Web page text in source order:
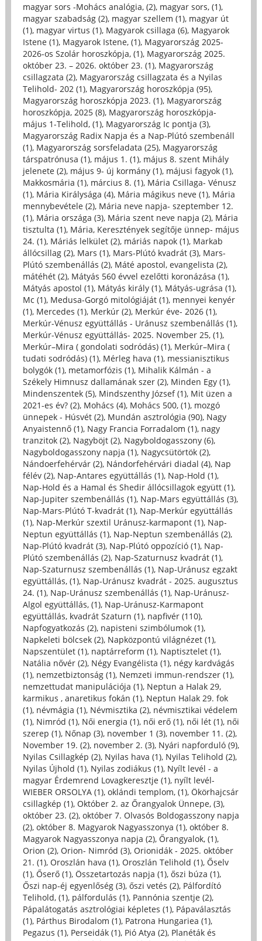
magyar sors -Mohács analógia, (2), magyar sors, (1),
magyar szabadság (2), magyar szellem (1), magyar út
(1), magyar virtus (1), Magyarok csillaga (6), Magyarok
Istene (1), Magyarok Istene, (1), Magyarország 2025-
2026-os Szolár horoszkópja, (1), Magyarország 2025.
október 23. – 2026. október 23. (1), Magyarország
csillagzata (2), Magyarország csillagzata és a Nyilas
Telihold- 202 (1), Magyarország horoszkópja (95),
Magyarország horoszkópja 2023. (1), Magyarország
horoszkópja, 2025 (8), Magyarország horoszkópja-
május 1-Telihold, (1), Magyarország Ic pontja (3),
Magyarország Radix Napja és a Nap-Plútó szembenáll
(1), Magyarország sorsfeladata (25), Magyarország
társpatrónusa (1), május 1. (1), május 8. szent Mihály
jelenete (2), május 9- új kormány (1), májusi fagyok (1),
Makkosmária (1), március 8. (1), Mária Csillaga- Vénusz
(1), Mária Királysága (4), Mária mágikus neve (1), Mária
mennybevétele (2), Mária neve napja- szeptember 12.
(1), Mária országa (3), Mária szent neve napja (2), Mária
tisztulta (1), Mária, Keresztények segítője ünnep- május
24. (1), Máriás lelkület (2), máriás napok (1), Markab
állócsillag (2), Mars (1), Mars-Plútó kvadrát (3), Mars-
Plútó szembenállás (2), Máté apostol, evangelista (2),
mátéhét (2), Mátyás 560 évvel ezelőtti koronázása (1),
Mátyás apostol (1), Mátyás király (1), Mátyás-ugrása (1),
Mc (1), Medusa-Gorgó mitológiáját (1), mennyei kenyér
(1), Mercedes (1), Merkúr (2), Merkúr éve- 2026 (1),
Merkúr-Vénusz együttállás - Uránusz szembenállás (1),
Merkúr-Vénusz együttállás- 2025. November 25, (1),
Merkúr–Mira ( gondolati sodródás) (1), Merkúr–Mira (
tudati sodródás) (1), Mérleg hava (1), messianisztikus
bolygók (1), metamorfózis (1), Mihalik Kálmán - a
Székely Himnusz dallamának szer (2), Minden Egy (1),
Mindenszentek (5), Mindszenthy József (1), Mit üzen a
2021-es év? (2), Mohács (4), Mohács 500, (1), mozgó
ünnepek - Húsvét (2), Mundán asztrológia (90), Nagy
Anyaistennő (1), Nagy Francia Forradalom (1), nagy
tranzitok (2), Nagyböjt (2), Nagyboldogasszony (6),
Nagyboldogasszony napja (1), Nagycsütörtök (2),
Nándoerfehérvár (2), Nándorfehérvári diadal (4), Nap
félév (2), Nap-Antares együttállás (1), Nap-Hold (1),
Nap-Hold és a Hamal és Shedir állócsillagok együtt (1),
Nap-Jupiter szembenállás (1), Nap-Mars együttállás (3),
Nap-Mars-Plútó T-kvadrát (1), Nap-Merkúr együttállás
(1), Nap-Merkúr szextil Uránusz-karmapont (1), Nap-
Neptun együttállás (1), Nap-Neptun szembenállás (2),
Nap-Plútó kvadrát (3), Nap-Plútó oppozíció (1), Nap-
Plútó szembenállás (2), Nap-Szaturnusz kvadrát (1),
Nap-Szaturnusz szembenállás (1), Nap-Uránusz egzakt
együttállás, (1), Nap-Uránusz kvadrát - 2025. augusztus
24. (1), Nap-Uránusz szembenállás (1), Nap-Uránusz-
Algol együttállás, (1), Nap-Uránusz-Karmapont
együttállás, kvadrát Szaturn (1), napfivér (110),
Napfogyatkozás (2), napisteni szimbólumok (1),
Napkeleti bölcsek (2), Napközpontú világnézet (1),
Napszentület (1), naptárreform (1), Naptisztelet (1),
Natália nővér (2), Négy Evangélista (1), négy kardvágás
(1), nemzetbiztonság (1), Nemzeti immun-rendszer (1),
nemzettudat manipulációja (1), Neptun a Halak 29,
karmikus , anaretikus fokán (1), Neptun Halak 29. fok
(1), névmágia (1), Névmisztika (2), névmisztikai védelem
(1), Nimród (1), Női energia (1), női erő (1), női lét (1), női
szerep (1), Nőnap (3), november 1 (3), november 11. (2),
November 19. (2), november 2. (3), Nyári napforduló (9),
Nyilas Csillagkép (2), Nyilas hava (1), Nyilas Telihold (2),
Nyilas Újhold (1), Nyilas zodiákus (1), Nyílt levél - a
magyar Érdemrend Lovagkeresztje (1), nyílt levél-
WIEBER ORSOLYA (1), oklándi templom, (1), Ökörhajcsár
csillagkép (1), Október 2. az Őrangyalok Ünnepe, (3),
október 23. (2), október 7. Olvasós Boldogasszony napja
(2), október 8. Magyarok Nagyasszonya (1), október 8.
Magyarok Nagyasszonya napja (2), Őrangyalok, (1),
Orion (2), Orion- Nimród (3), Orionidák - 2025. október
21. (1), Oroszlán hava (1), Oroszlán Telihold (1), Őselv
(1), Őserő (1), Összetartozás napja (1), őszi búza (1),
Őszi nap-éj egyenlőség (3), őszi vetés (2), Pálfordító
Telihold, (1), pálfordulás (1), Pannónia szentje (2),
Pápalátogatás asztrológiai képletes (1), Pápaválasztás
(1), Párthus Birodalom (1), Patrona Hungariea (1),
Pegazus (1), Perseidák (1), Pió Atya (2), Planéták és